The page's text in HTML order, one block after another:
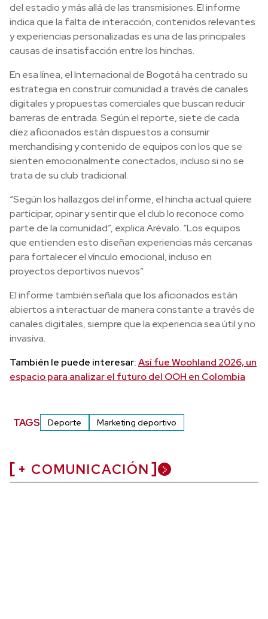
del estadio y más allá de las transmisiones. El informe
indica que la falta de interacción, contenidos relevantes
y experiencias personalizadas es una de las principales
causas de insatisfacción entre los hinchas.
En esa línea, el Internacional de Bogotá ha centrado su
estrategia en construir comunidad a través de canales
digitales y propuestas comerciales que buscan reducir
barreras de entrada. Según el reporte, siete de cada
diez aficionados están dispuestos a consumir
merchandising y contenido de equipos con los que se
sienten emocionalmente conectados, incluso si no se
trata de su club tradicional.
“Según los hallazgos del informe, el hincha actual quiere
participar, opinar y sentir que el club lo reconoce como
parte de la comunidad”, explica Arévalo. “Los equipos
que entienden esto diseñan experiencias más cercanas
para fortalecer el vínculo emocional, incluso en
proyectos deportivos nuevos”.
El informe también señala que los aficionados están
abiertos a interactuar de manera constante a través de
canales digitales, siempre que la experiencia sea útil y no
invasiva.
También le puede interesar:Así fue Woohland 2026, un
espacio para analizar el futuro del OOH en Colombia
TAGS Deporte Marketing deportivo
+ COMUNICACIÓN